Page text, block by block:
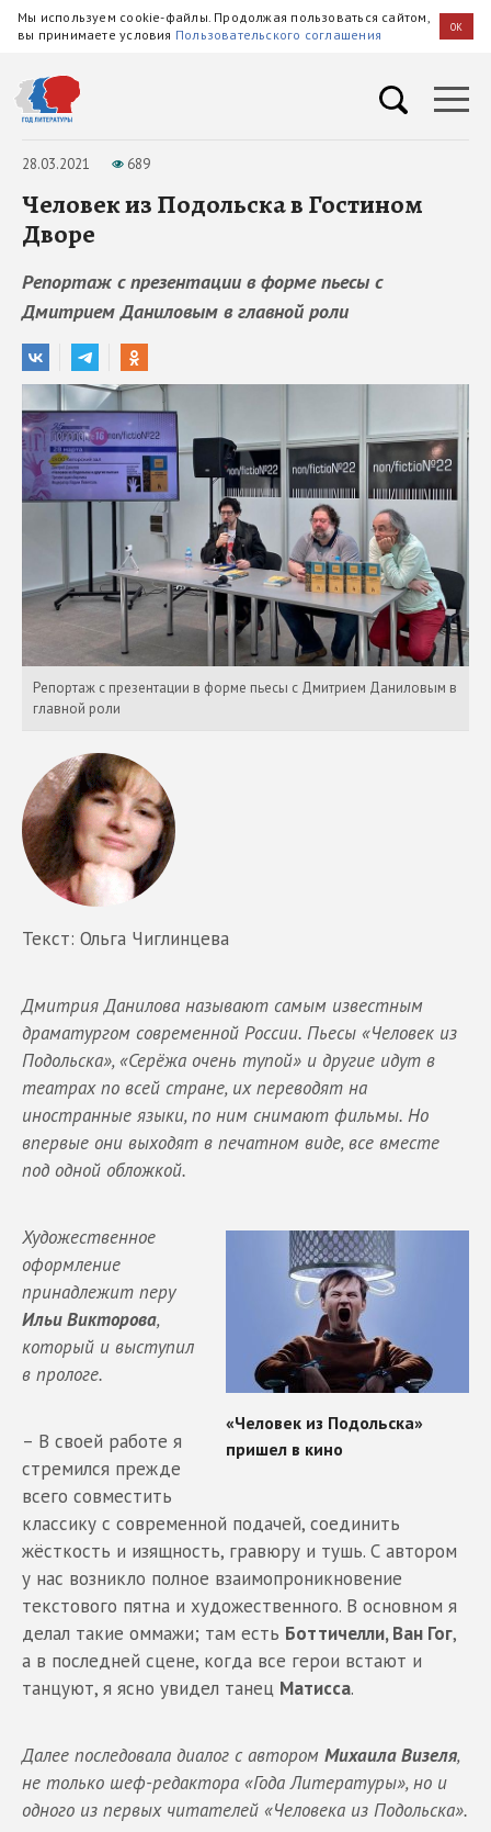
Мы используем cookie-файлы. Продолжая пользоваться сайтом,
вы принимаете условия Пользовательского соглашения OK
28.03.2021 689
Человек из Подольска в Гостином
Дворе
Репортаж с презентации в форме пьесы с
Дмитрием Даниловым в главной роли
Репортаж с презентации в форме пьесы с Дмитрием Даниловым в
главной роли
Текст: Ольга Чиглинцева
Дмитрия Данилова называют самым известным
драматургом современной России. Пьесы «Человек из
Подольска», «Серёжа очень тупой» и другие идут в
театрах по всей стране, их переводят на
иностранные языки, по ним снимают фильмы. Но
впервые они выходят в печатном виде, все вместе
под одной обложкой.
Художественное
оформление
принадлежит перу
Ильи Викторова,
который и выступил
в прологе.
– В своей работе я
стремился прежде
всего совместить
классику с современной подачей, соединить
жёсткость и изящность, гравюру и тушь. С автором
у нас возникло полное взаимопроникновение
текстового пятна и художественного. В основном я
делал такие оммажи; там есть Боттичелли, Ван Гог,
а в последней сцене, когда все герои встают и
танцуют, я ясно увидел танец Матисса.
Далее последовала диалог с автором Михаила Визеля,
не только шеф-редактора «Года Литературы», но и
одного из первых читателей «Человека из Подольска».